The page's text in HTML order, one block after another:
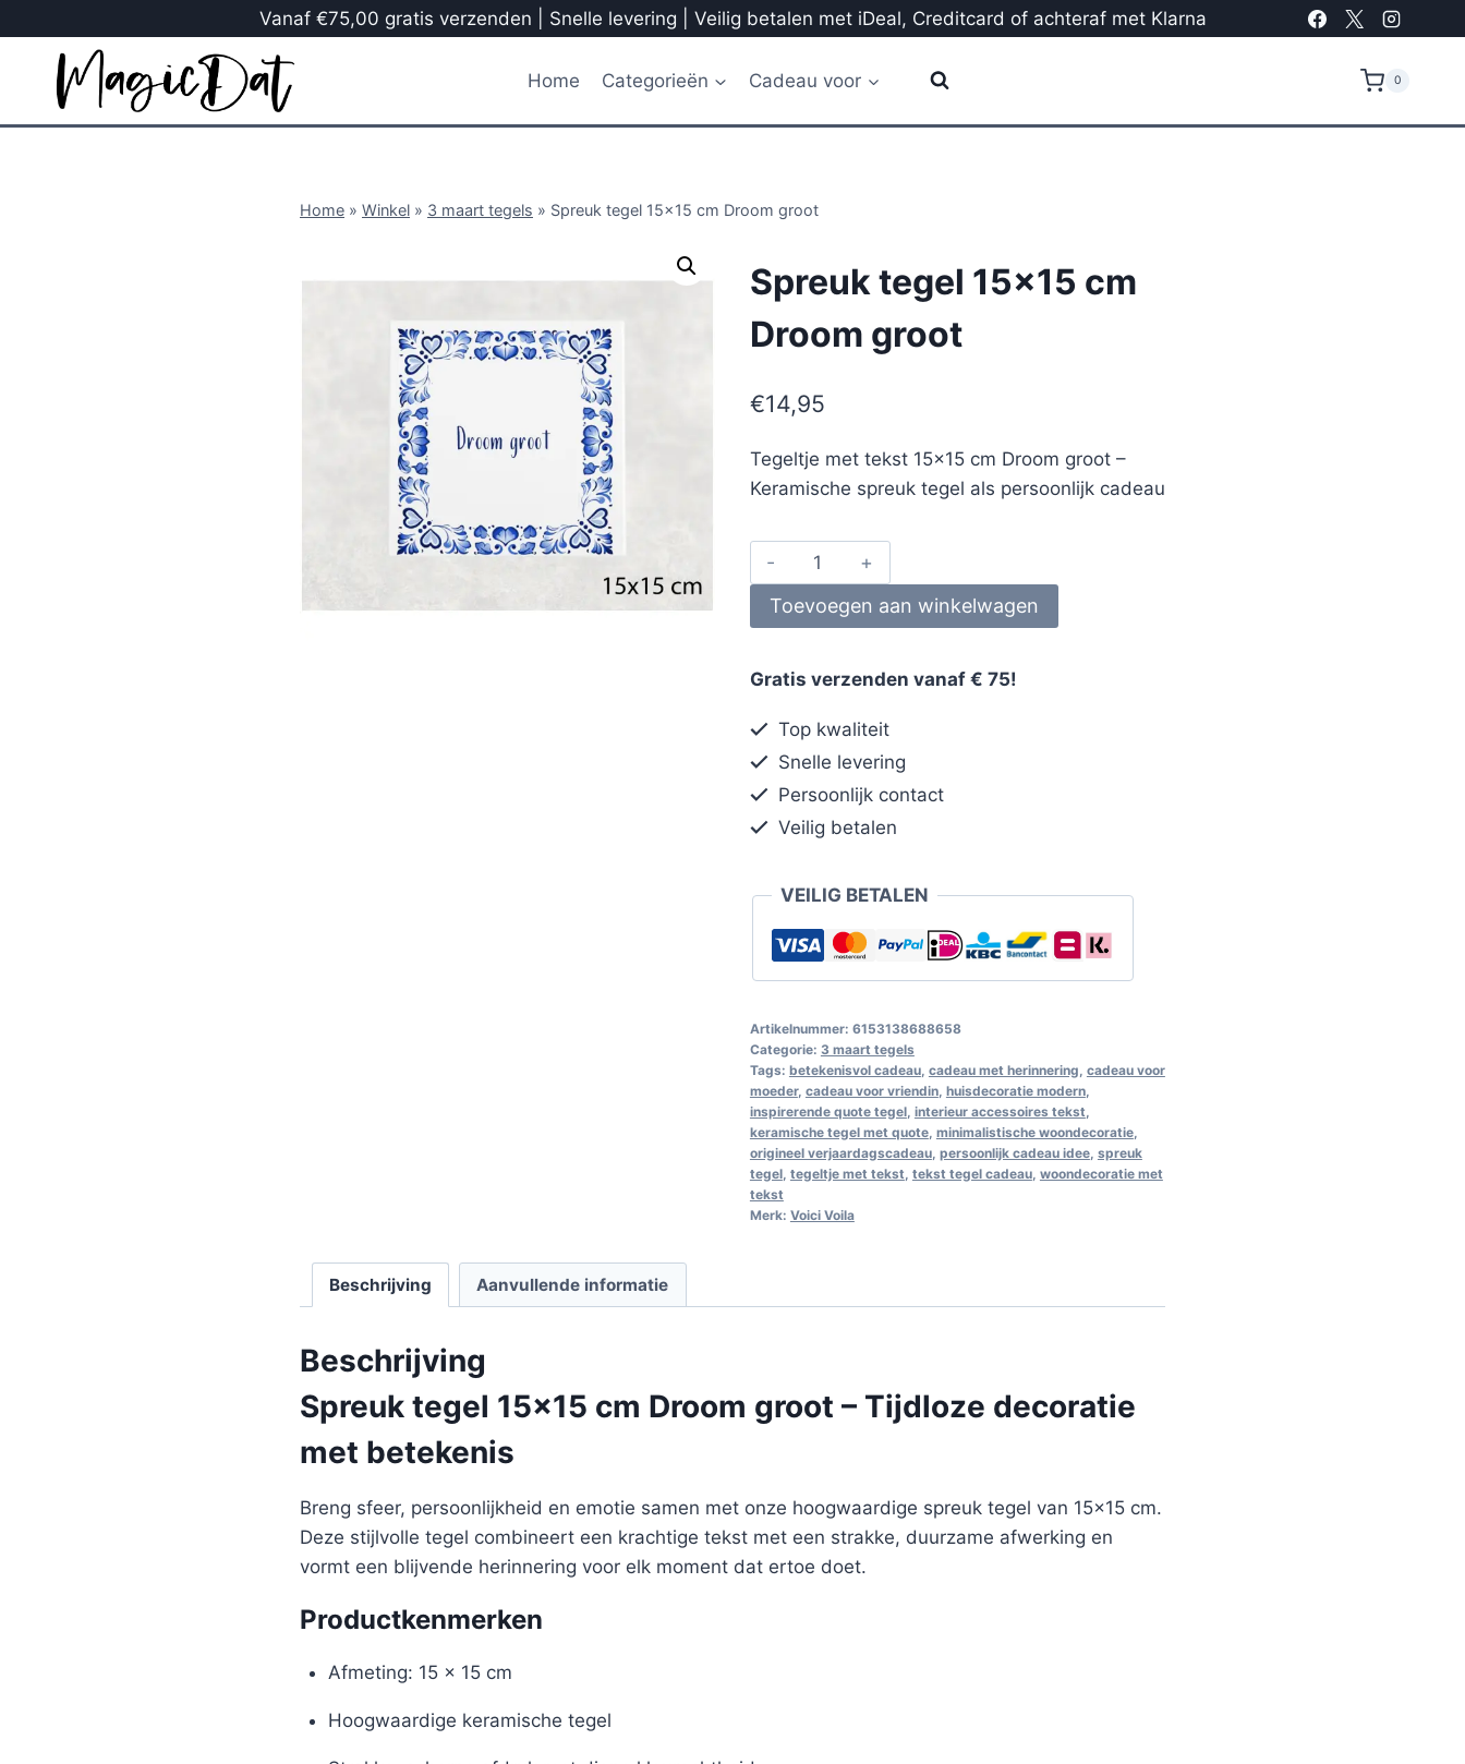
Vanaf €75,00 gratis verzenden | Snelle levering | Veilig betalen met iDeal, Creditcard of achteraf met Klarna
Home Categorieën Cadeau voor 0
Home » Winkel » 3 maart tegels » Spreuk tegel 15×15 cm Droom groot
Spreuk tegel 15×15 cm
Droom groot
€14,95
Tegeltje met tekst 15×15 cm Droom groot –
Keramische spreuk tegel als persoonlijk cadeau
Toevoegen aan winkelwagen
Gratis verzenden vanaf € 75!
Top kwaliteit
Snelle levering
Persoonlijk contact
Veilig betalen
VEILIG BETALEN
Artikelnummer: 6153138688658
Categorie: 3 maart tegels
Tags: betekenisvol cadeau, cadeau met herinnering cadeau voor
moeder, cadeau voor vriendin, huisdecoratie modern,
inspirerende quote tegel, interieur accessoires tekst
keramische tegel met quote, minimalistische woondecoratie,
origineel verjaardagscadeau, persoonlijk cadeau idee, spreuk
tegel, tegeltje met tekst tekst tegel cadeau, woondecoratie met
tekst
Merk: Voici Voila
Beschrijving Aanvullende informatie
Beschrijving
Spreuk tegel 15×15 cm Droom groot – Tijdloze decoratie
met betekenis
Breng sfeer, persoonlijkheid en emotie samen met onze hoogwaardige spreuk tegel van 15×15 cm.
Deze stijlvolle tegel combineert een krachtige tekst met een strakke, duurzame afwerking en
vormt een blijvende herinnering voor elk moment dat ertoe doet.
Productkenmerken
Afmeting: 15 x 15 cm
Hoogwaardige keramische tegel